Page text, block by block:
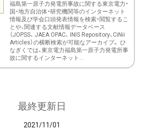
福島第一原子力発電所事故に関する東京電力・
国・地方自治体・研究機関等のインターネット
情報及び学会口頭発表情報を検索・閲覧するこ
とや、関連する文献情報データベース
（JOPSS、 JAEA OPAC、 INIS Repository、CiNii
Articles）の横断検索が可能なアーカイブ。 ひ
なぎくでは、東京電力福島第一原子力発電所事
故に関するインターネット...
最終更新日
2021/11/01